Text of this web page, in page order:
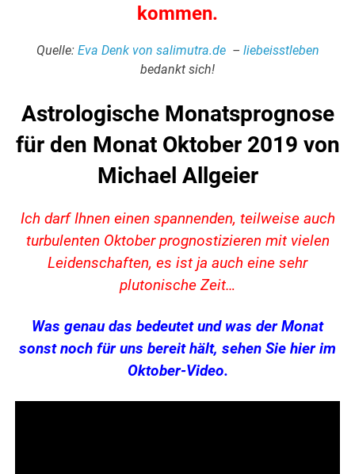
kommen.
Quelle: Eva Denk von salimutra.de – liebeisstleben
bedankt sich!
Astrologische Monatsprognose
für den Monat Oktober 2019 von
Michael Allgeier
Ich darf Ihnen einen spannenden, teilweise auch
turbulenten Oktober prognostizieren mit vielen
Leidenschaften, es ist ja auch eine sehr
plutonische Zeit…
Was genau das bedeutet und was der Monat
sonst noch für uns bereit hält, sehen Sie hier im
Oktober-Video.